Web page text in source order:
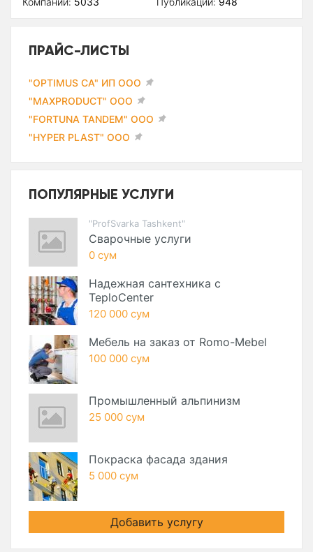
ПРАЙС-ЛИСТЫ
"OPTIMUS CA" ИП ООО
"MAXPRODUCT" ООО
"FORTUNA TANDEM" ООО
"HYPER PLAST" ООО
ПОПУЛЯРНЫЕ УСЛУГИ
"ProfSvarka Tashkent"
Сварочные услуги
0 сум
Надежная сантехника с
TeploCenter
120 000 сум
Мебель на заказ от Romo-Mebel
100 000 сум
Промышленный альпинизм
25 000 сум
Покраска фасада здания
5 000 сум
Добавить услугу